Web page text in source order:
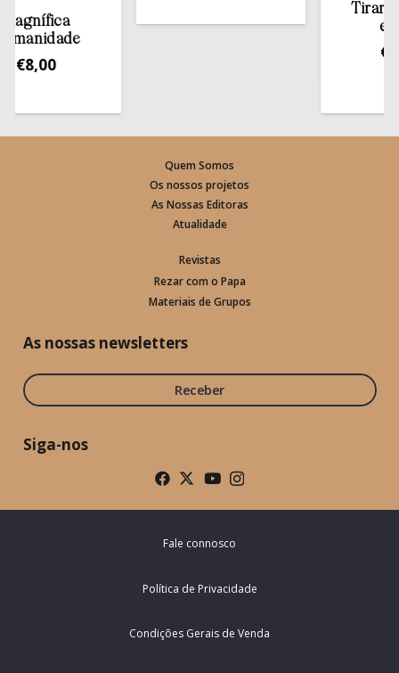
Tirar a
13,50
Quem Somos
Os nossos projetos
As Nossas Editoras
Atualidade
Revistas
Rezar com o Papa
Materiais de Grupos
As nossas newsletters
Receber
Siga-nos
Fale connosco
Política de Privacidade
Condições Gerais de Venda